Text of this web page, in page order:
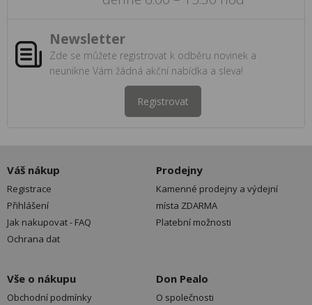
Newsletter
Zde se můžete registrovat k odběru novinek a
neunikne Vám žádná akční nabídka a sleva!
Registrovat
Váš nákup
Registrace
Přihlášení
Jak nakupovat - FAQ
Ochrana dat
Prodejny
Kamenné prodejny a výdejní
místa ZDARMA
Platební možnosti
Vše o nákupu
Obchodní podmínky
Don Pealo
O společnosti